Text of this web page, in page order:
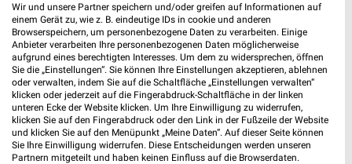
Nordsee Prospekte & Aktionen für Essen
NORMA Prospekt und aktuelle Angebote für
Essen
Wir und unsere Partner speichern und/oder greifen auf Informationen auf
einem Gerät zu, wie z. B. eindeutige IDs in cookie und anderen
Browserspeichern, um personenbezogene Daten zu verarbeiten. Einige
Anbieter verarbeiten Ihre personenbezogenen Daten möglicherweise
aufgrund eines berechtigten Interesses. Um dem zu widersprechen, öffnen
Sie die „Einstellungen“. Sie können Ihre Einstellungen akzeptieren, ablehnen
oder verwalten, indem Sie auf die Schaltfläche „Einstellungen verwalten“
klicken oder jederzeit auf die Fingerabdruck-Schaltfläche in der linken
unteren Ecke der Website klicken. Um Ihre Einwilligung zu widerrufen,
klicken Sie auf den Fingerabdruck oder den Link in der Fußzeile der Website
und klicken Sie auf den Menüpunkt „Meine Daten“. Auf dieser Seite können
Sie Ihre Einwilligung widerrufen. Diese Entscheidungen werden unseren
Partnern mitgeteilt und haben keinen Einfluss auf die Browserdaten.